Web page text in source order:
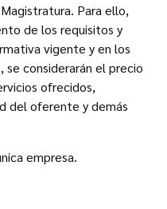
Para ello,
de los requisitos y
vigente y en los
se considerarán el precio
ofrecidos,
del oferente y demás
empresa.